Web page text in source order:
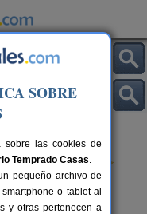
SOBRE
sobre las cookies de
Temprado Casas.
pequeño archivo de
o tablet al
y otras pertenecen a